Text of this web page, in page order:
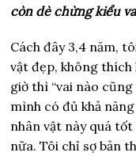
còn dè chừng kiểu
Cách đây 3,4 năm,
vật đẹp, không thích
giờ thì “vai nào cũng
mình có đủ khả
nhân vật này quá
nữa. Tôi chỉ sợ bản